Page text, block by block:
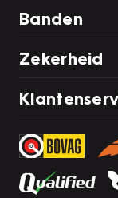
Banden
Zekerheid